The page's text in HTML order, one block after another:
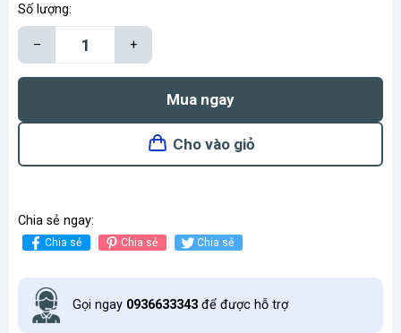
Số lượng:
– +
Mua ngay
Cho vào giỏ
Chia sẻ ngay:
Chia sẻ Chia sẻ Chia sẻ
Gọi ngay 0936633343 để được hỗ trợ